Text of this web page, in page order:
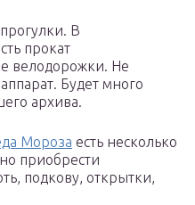
В
прокат
велодорожки. Не
Будет много
архива.
Мороза есть несколько
приобрести
подкову, открытки,